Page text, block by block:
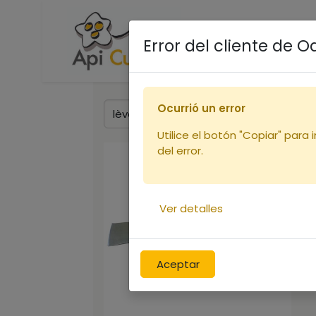
Accueil Boutique
Error del cliente de
Aceptar
Ocurrió un error
Utilice el botón "Copiar" para
del error.
Ver detalles